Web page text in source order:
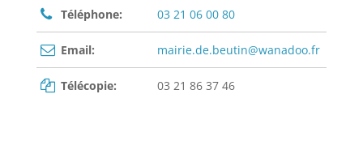
Téléphone: 03 21 06 00 80
Email: mairie.de.beutin@wanadoo.fr
Télécopie: 03 21 86 37 46